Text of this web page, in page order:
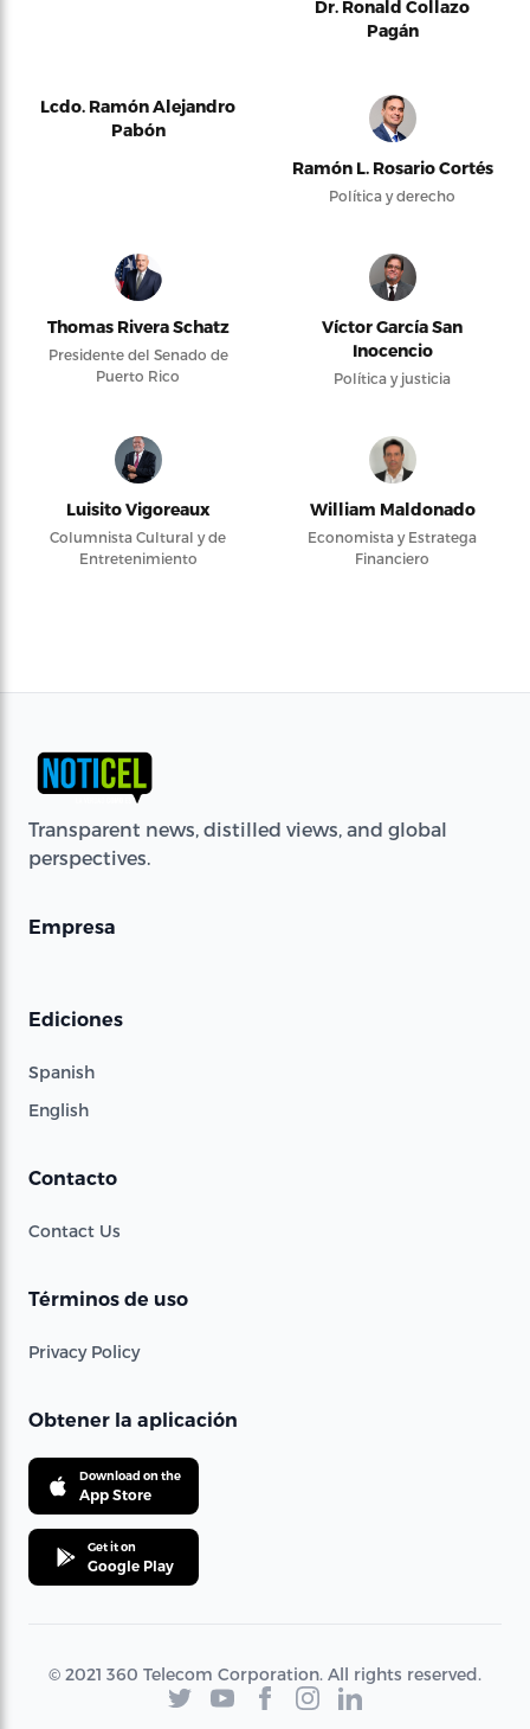
Dr. Ronald Collazo
Pagán
Lcdo. Ramón Alejandro
Pabón
Ramón L. Rosario Cortés
Política y derecho
Thomas Rivera Schatz
Presidente del Senado de
Puerto Rico
Víctor García San
Inocencio
Política y justicia
Luisito Vigoreaux
Columnista Cultural y de
Entretenimiento
William Maldonado
Economista y Estratega
Financiero
Transparent news, distilled views, and global
perspectives.
Empresa
Ediciones
Spanish
English
Contacto
Contact Us
Términos de uso
Privacy Policy
Obtener la aplicación
Download on the
App Store
Get it on
Google Play
© 2021 360 Telecom Corporation. All rights reserved.